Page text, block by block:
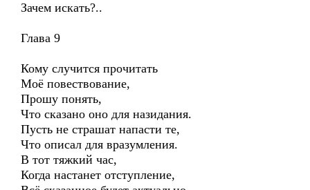
Зачем искать?..
Глава 9
Кому случится прочитать
Моё повествование,
Прошу понять,
Что сказано оно для назидания.
Пусть не страшат напасти те,
Что описал для вразумления.
В тот тяжкий час,
Когда настанет отступление,